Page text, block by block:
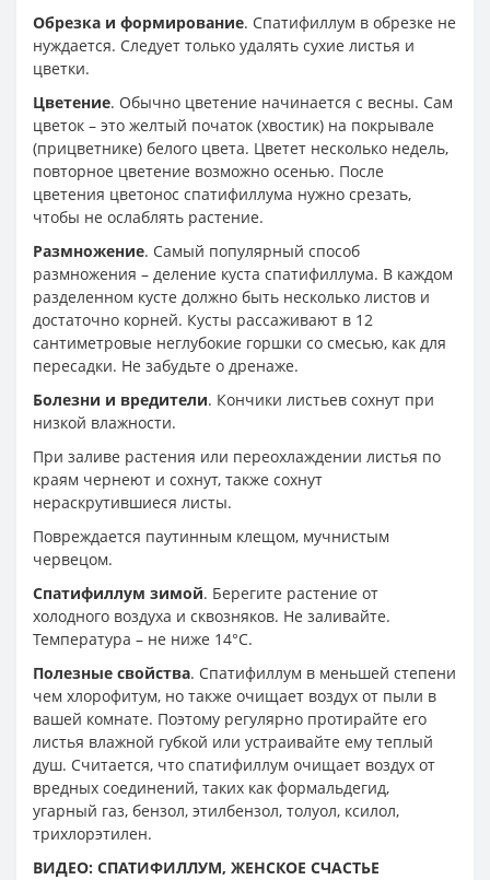
Обрезка и формирование. Спатифиллум в обрезке не
нуждается. Следует только удалять сухие листья и
цветки.
Цветение. Обычно цветение начинается с весны. Сам
цветок – это желтый початок (хвостик) на покрывале
(прицветнике) белого цвета. Цветет несколько недель,
повторное цветение возможно осенью. После
цветения цветонос спатифиллума нужно срезать,
чтобы не ослаблять растение.
Размножение. Самый популярный способ
размножения – деление куста спатифиллума. В каждом
разделенном кусте должно быть несколько листов и
достаточно корней. Кусты рассаживают в 12
сантиметровые неглубокие горшки со смесью, как для
пересадки. Не забудьте о дренаже.
Болезни и вредители. Кончики листьев сохнут при
низкой влажности.
При заливе растения или переохлаждении листья по
краям чернеют и сохнут, также сохнут
нераскрутившиеся листы.
Повреждается паутинным клещом, мучнистым
червецом.
Спатифиллум зимой. Берегите растение от
холодного воздуха и сквозняков. Не заливайте.
Температура – не ниже 14°С.
Полезные свойства. Спатифиллум в меньшей степени
чем хлорофитум, но также очищает воздух от пыли в
вашей комнате. Поэтому регулярно протирайте его
листья влажной губкой или устраивайте ему теплый
душ. Считается, что спатифиллум очищает воздух от
вредных соединений, таких как формальдегид,
угарный газ, бензол, этилбензол, толуол, ксилол,
трихлорэтилен.
ВИДЕО: СПАТИФИЛЛУМ, ЖЕНСКОЕ СЧАСТЬЕ